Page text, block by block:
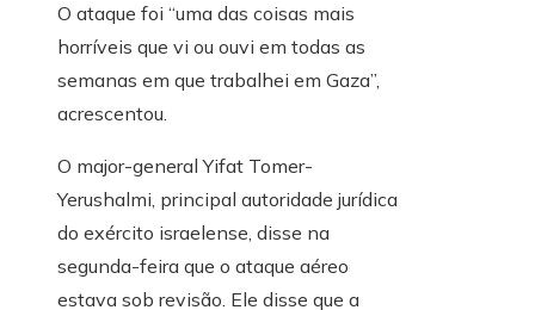
O ataque foi “uma das coisas mais
horríveis que vi ou ouvi em todas as
semanas em que trabalhei em Gaza”,
acrescentou.
O major-general Yifat Tomer-
Yerushalmi, principal autoridade jurídica
do exército israelense, disse na
segunda-feira que o ataque aéreo
estava sob revisão. Ele disse que a